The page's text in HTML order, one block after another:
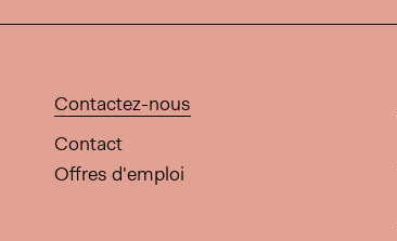
Contactez-nous
Contact
Offres d'emploi